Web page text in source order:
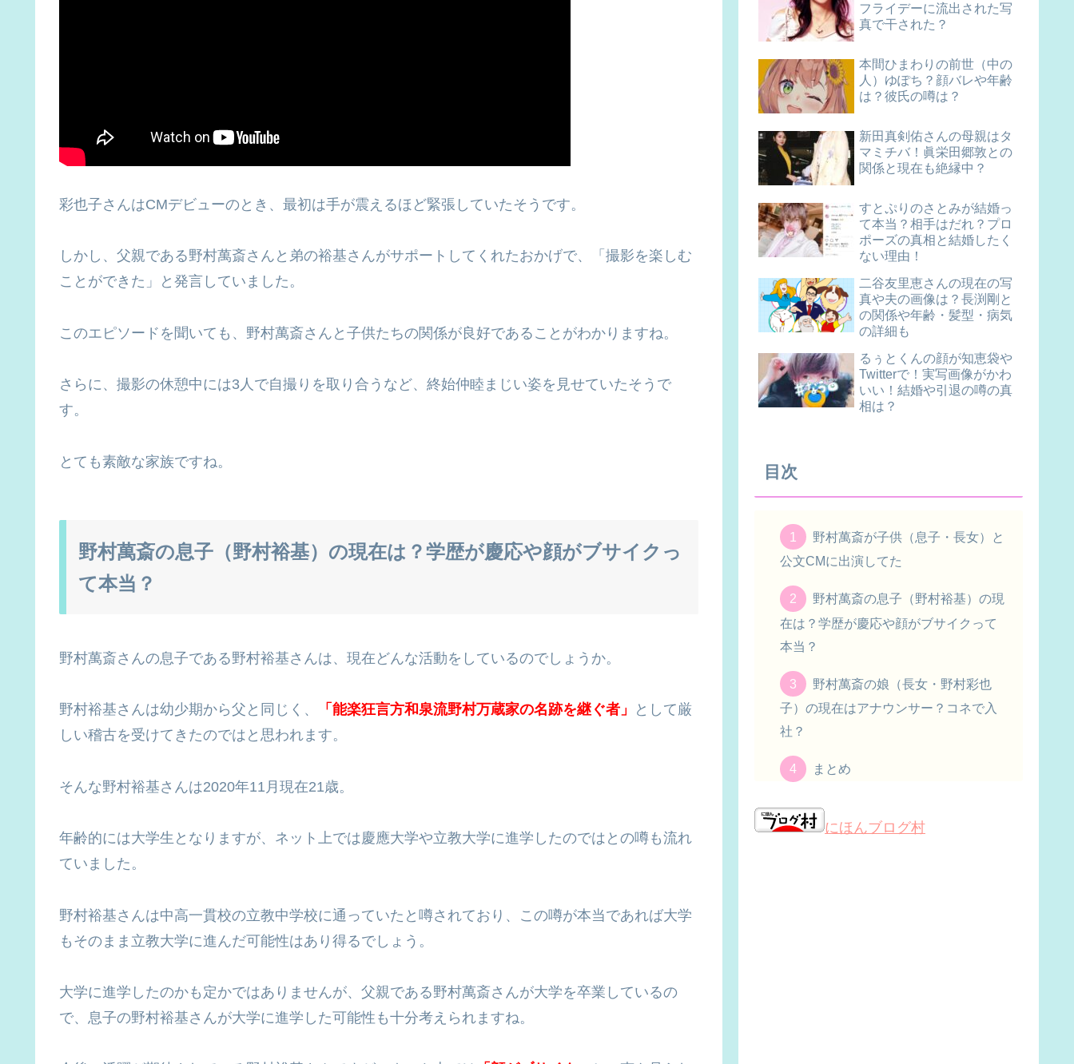
彩也子さんはCMデビューのとき、最初は手が震えるほど緊張していたそうです。
しかし、父親である野村萬斎さんと弟の裕基さんがサポートしてくれたおかげで、「撮影を楽しむ
ことができた」と発言していました。
このエピソードを聞いても、野村萬斎さんと子供たちの関係が良好であることがわかりますね。
さらに、撮影の休憩中には3人で自撮りを取り合うなど、終始仲睦まじい姿を見せていたそうで
す。
とても素敵な家族ですね。
野村萬斎の息子（野村裕基）の現在は？学歴が慶応や顔がブサイクっ
て本当？
野村萬斎さんの息子である野村裕基さんは、現在どんな活動をしているのでしょうか。
野村裕基さんは幼少期から父と同じく、 「能楽狂言方和泉流野村万蔵家の名跡を継ぐ者」
として厳
しい稽古を受けてきたのではと思われます。
そんな野村裕基さんは2020年11月現在21歳。
年齢的には大学生となりますが、ネット上では慶應大学や立教大学に進学したのではとの噂も流れ
ていました。
野村裕基さんは中高一貫校の立教中学校に通っていたと噂されており、この噂が本当であれば大学
もそのまま立教大学に進んだ可能性はあり得るでしょう。
大学に進学したのかも定かではありませんが、父親である野村萬斎さんが大学を卒業しているの
で、息子の野村裕基さんが大学に進学した可能性も十分考えられますね。
フライデーに流出された写
真で干された？
本間ひまわりの前世（中の
人）ゆぽち？顔バレや年齢
は？彼氏の噂は？
新田真剣佑さんの母親はタ
マミチバ！眞栄田郷敦との
関係と現在も絶縁中？
すとぷりのさとみが結婚っ
て本当？相手はだれ？プロ
ポーズの真相と結婚したく
ない理由！
二谷友里恵さんの現在の写
真や夫の画像は？長渕剛と
の関係や年齢・髪型・病気
の詳細も
るぅとくんの顔が知恵袋や
Twitterで！実写画像がかわ
いい！結婚や引退の噂の真
相は？
目次
野村萬斎が子供（息子・長女）と
公文CMに出演してた
野村萬斎の息子（野村裕基）の現
在は？学歴が慶応や顔がブサイクって
本当？
野村萬斎の娘（長女・野村彩也
子）の現在はアナウンサー？コネで入
社？
まとめ
にほんブログ村